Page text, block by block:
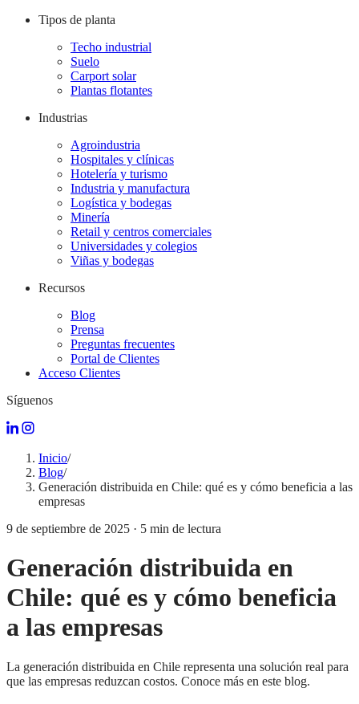
Tipos de planta
Techo industrial
Suelo
Carport solar
Plantas flotantes
Industrias
Agroindustria
Hospitales y clínicas
Hotelería y turismo
Industria y manufactura
Logística y bodegas
Minería
Retail y centros comerciales
Universidades y colegios
Viñas y bodegas
Recursos
Blog
Prensa
Preguntas frecuentes
Portal de Clientes
Acceso Clientes
Síguenos
Inicio/
Blog/
Generación distribuida en Chile: qué es y cómo beneficia a las
empresas
9 de septiembre de 2025 · 5 min de lectura
Generación distribuida en
Chile: qué es y cómo beneficia
a las empresas
La generación distribuida en Chile representa una solución real para
que las empresas reduzcan costos. Conoce más en este blog.